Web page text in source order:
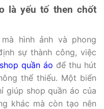
là yếu tố then chốt
hình ảnh và phong
sự thành công, việc
quần áo để thu hút
thể thiếu. Một biển
giúp shop quần áo của
khác mà còn tạo nên